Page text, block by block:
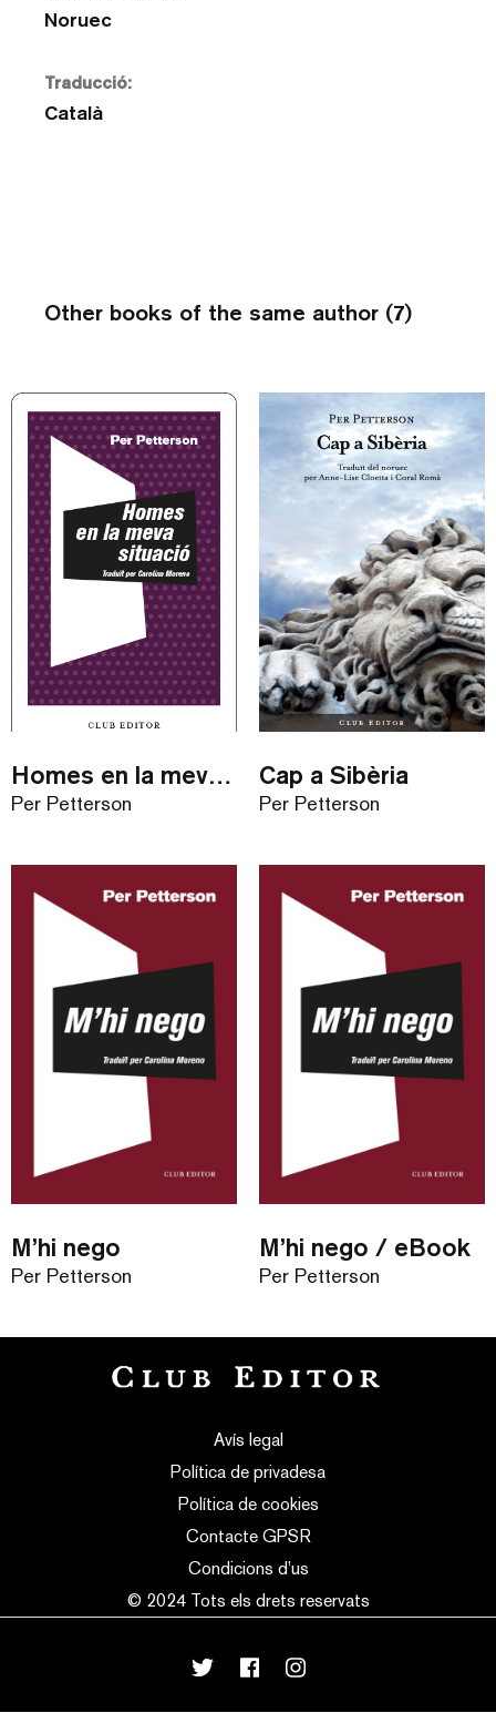
Noruec
Traducció:
Català
Other books of the same author (7)
Homes en la meva situació / ebook
Per Petterson
Cap a Sibèria
Per Petterson
M’hi nego
Per Petterson
M’hi nego / eBook
Per Petterson
Avís legal
Política de privadesa
Política de cookies
Contacte GPSR
Condicions d’us
© 2024 Tots els drets reservats